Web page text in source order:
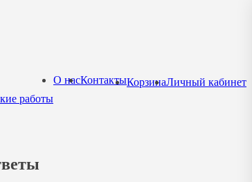
работы
О насКонтактыКорзинаЛичный кабинет